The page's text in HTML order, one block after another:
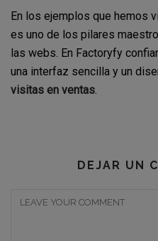
En los ejemplos que hemos
es uno de los pilares
las webs. En Factoryfy
una interfaz sencilla y un
visitas en ventas.
DEJAR UN